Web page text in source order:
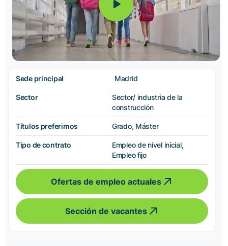
Sede principal Madrid
Sector
Sector/ industria de la
construcción
Títulos preferimos Grado, Máster
Tipo de contrato
Empleo de nivel inicial,
Empleo fijo
Ofertas de empleo actuales
Sección de vacantes